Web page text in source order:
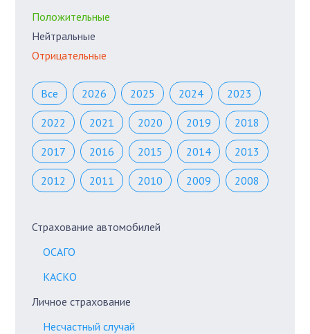
Положительные
Нейтральные
Отрицательные
Все 2026 2025 2024 2023
2022 2021 2020 2019 2018
2017 2016 2015 2014 2013
2012 2011 2010 2009 2008
Страхование автомобилей
ОСАГО
КАСКО
Личное страхование
Несчастный случай